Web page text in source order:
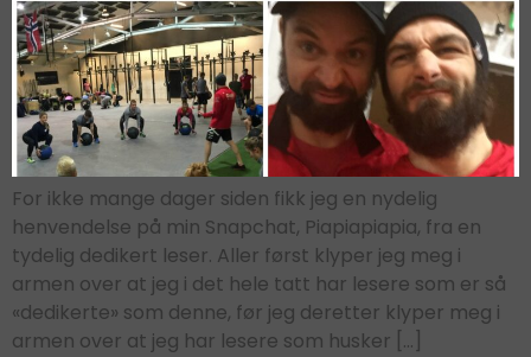
For ikke mange dager siden fikk jeg en nydelig
henvendelse på min Snapchat, Piapiapiapia, fra en
tydelig dedikert leser. Aller først klyper jeg meg i
armen over at jeg i det hele tatt har lesere som er så
«dedikerte» som denne, før jeg deretter klyper meg i
armen over at jeg har lesere som husker […]